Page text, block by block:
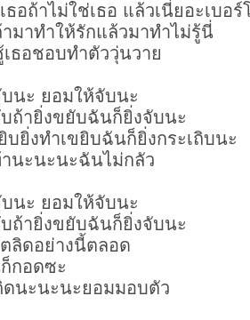
ธอถ้าไม่ใช่เธอ แล้วเนี่ยอะเบอร์
มาทำให้รักแล้วมาทำไม่รู้นี่
เธอชอบทำตัววุ่นวาย
นะ ยอมให้จับนะ
ถ้ายิ่งขยับฉันก็ยิ่งจับนะ
บยิ่งทำเขยิบฉันก็ยิ่งกระเถิบนะ
นะนะนะฉันไม่กลัว
นะ ยอมให้จับนะ
ถ้ายิ่งขยับฉันก็ยิ่งจับนะ
ลิดอย่างนี้ตลอด
กอดซะ
นะนะนะยอมมอบตัว